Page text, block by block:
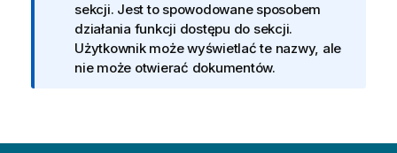
r
m
a
c
sekcji. Jest to spowodowane sposobem
działania funkcji dostępu do sekcji.
Użytkownik może wyświetlać te nazwy, ale
nie może otwierać dokumentów.